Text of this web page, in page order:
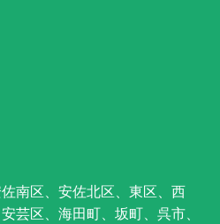
南区、安佐北区、東区、西
芸区、海田町、坂町、呉市、